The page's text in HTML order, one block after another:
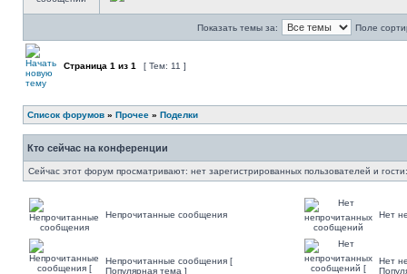
Показать темы за: Поле
Страница 1 из 1 [ Тем: 11 ]
Список форумов » Прочее » Поделки
Кто сейчас на конференции
Сейчас этот форум просматривают: нет зарегистрированных пользователей и
Непрочитанные сообщения Нет
Непрочитанные сообщения [
Популярная тема ]
Нет